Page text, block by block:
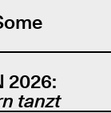
2026:
tanzt